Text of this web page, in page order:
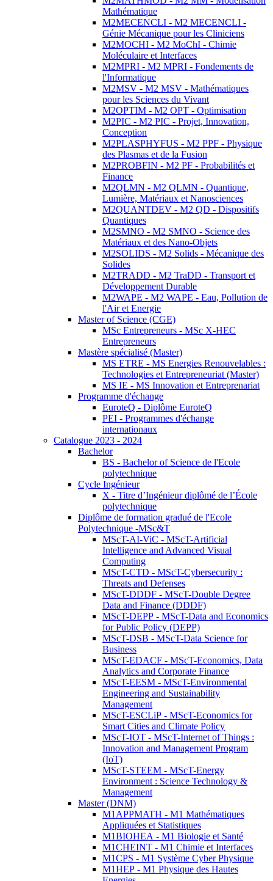
Mathématique
M2MECENCLI - M2 MECENCLI -
Génie Mécanique pour les Cliniciens
M2MOCHI - M2 MoChI - Chimie
Moléculaire et Interfaces
M2MPRI - M2 MPRI - Fondements de
l'Informatique
M2MSV - M2 MSV - Mathématiques
pour les Sciences du Vivant
M2OPTIM - M2 OPT - Optimisation
M2PIC - M2 PIC - Projet, Innovation,
Conception
M2PLASPHYFUS - M2 PPF - Physique
des Plasmas et de la Fusion
M2PROBFIN - M2 PF - Probabilités et
Finance
M2QLMN - M2 QLMN - Quantique,
Lumière, Matériaux et Nanosciences
M2QUANTDEV - M2 QD - Dispositifs
Quantiques
M2SMNO - M2 SMNO - Science des
Matériaux et des Nano-Objets
M2SOLIDS - M2 Solids - Mécanique des
Solides
M2TRADD - M2 TraDD - Transport et
Développement Durable
M2WAPE - M2 WAPE - Eau, Pollution de
l'Air et Energie
Master of Science (CGE)
MSc Entrepreneurs - MSc X-HEC
Entrepreneurs
Mastère spécialisé (Master)
MS ETRE - MS Energies Renouvelables :
Technologies et Entrepreneuriat (Master)
MS IE - MS Innovation et Entreprenariat
Programme d'échange
EuroteQ - Diplôme EuroteQ
PEI - Programmes d'échange
internationaux
Catalogue 2023 - 2024
Bachelor
BS - Bachelor of Science de l'Ecole
polytechnique
Cycle Ingénieur
X - Titre d’Ingénieur diplômé de l’École
polytechnique
Diplôme de formation gradué de l'Ecole
Polytechnique -MSc&T
MScT-AI-ViC - MScT-Artificial
Intelligence and Advanced Visual
Computing
MScT-CTD - MScT-Cybersecurity :
Threats and Defenses
MScT-DDDF - MScT-Double Degree
Data and Finance (DDDF)
MScT-DEPP - MScT-Data and Economics
for Public Policy (DEPP)
MScT-DSB - MScT-Data Science for
Business
MScT-EDACF - MScT-Economics, Data
Analytics and Corporate Finance
MScT-EESM - MScT-Environmental
Engineering and Sustainability
Management
MScT-ESCLiP - MScT-Economics for
Smart Cities and Climate Policy
MScT-IOT - MScT-Internet of Things :
Innovation and Management Program
(IoT)
MScT-STEEM - MScT-Energy
Environment : Science Technology &
Management
Master (DNM)
M1APPMATH - M1 Mathématiques
Appliquées et Statistiques
M1BIOHEA - M1 Biologie et Santé
M1CHEINT - M1 Chimie et Interfaces
M1CPS - M1 Système Cyber Physique
M1HEP - M1 Physique des Hautes